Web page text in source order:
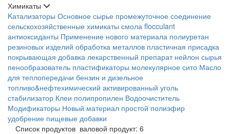
Химикаты
Kатализаторы Основное сырье промежуточное соединение
сельскохозяйственные химикаты смола flocculant
антиоксиданты Применение нового материала полиуретан
резиновых изделий обработка металлов пластичная присадка
покрывающая добавка лекарственный препарат нейлон сырья
пенообразователь пластификаторы молекулярное сито Масло
для теплопередачи бензин и дизельное
топливо&нефтехимический активированный уголь
стабилизатор Клеи полипропилен Водоочиститель
Модификаторы Новый материал простой полиэфир
удобрение пищевые добавки
Список продуктов валовой продукт: 6